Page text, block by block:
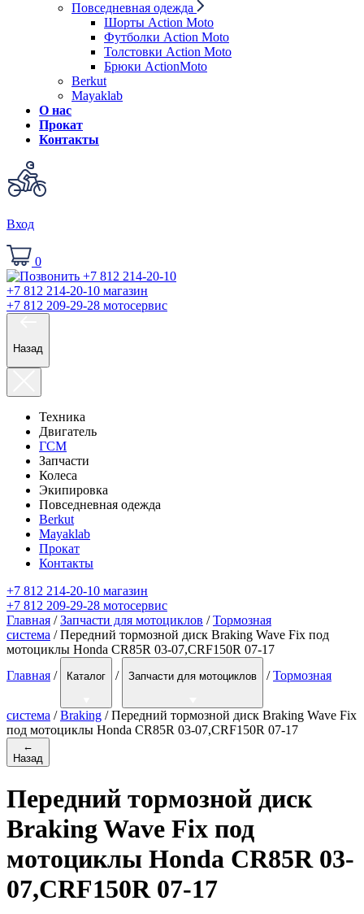
Повседневная одежда
Шорты Action Moto
Футболки Action Moto
Толстовки Action Moto
Брюки ActionMoto
Berkut
Mayaklab
О нас
Прокат
Контакты
Вход
0
+7 812 214-20-10 магазин
+7 812 209-29-28 мотосервис
Назад
Техника
Двигатель
ГСМ
Запчасти
Колеса
Экипировка
Повседневная одежда
Berkut
Mayaklab
Прокат
Контакты
+7 812 214-20-10 магазин
+7 812 209-29-28 мотосервис
Главная /Запчасти для мотоциклов /Тормозная
система / Передний тормозной диск Braking Wave Fix под
мотоциклы Honda CR85R 03-07,CRF150R 07-17
Главная / Каталог / Запчасти для мотоциклов / Тормозная
система / Braking / Передний тормозной диск Braking Wave Fix
под мотоциклы Honda CR85R 03-07,CRF150R 07-17
←
Назад
Передний тормозной диск
Braking Wave Fix под
мотоциклы Honda CR85R 03-
07,CRF150R 07-17